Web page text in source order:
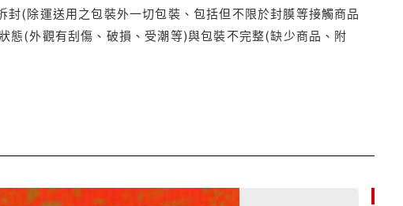
(除運送用之包裝外一切包裝、包括但不限於封膜等接觸商品
態(外觀有刮傷、破損、受潮等)與包裝不完整(缺少商品、附